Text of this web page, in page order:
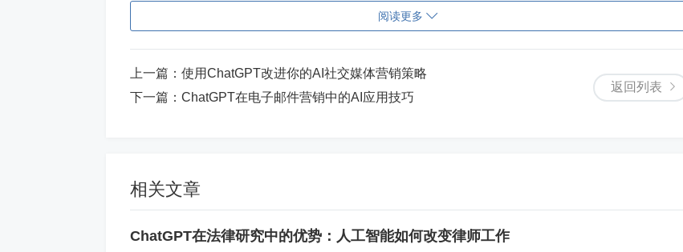
服、内容生成等。例如，ChatGPT可以自动生成符合品牌调性的广告文案、社交媒体帖子，甚至是
案例分析
某大型电商平台通过引入AI技术，对用户的浏览、购买历史进行分析，结合用户的地理位置、年
疑问，并根据对话内容调整推荐策略。结果显示，该平台的用户满意度和销售额都有显著提升。
阅读更多
返回列表
上一篇： 使用ChatGPT改进你的AI社交媒体营销策略
下一篇： ChatGPT在电子邮件营销中的AI应用技巧
相关文章
ChatGPT在法律研究中的优势：人工智能如何改变律师工作